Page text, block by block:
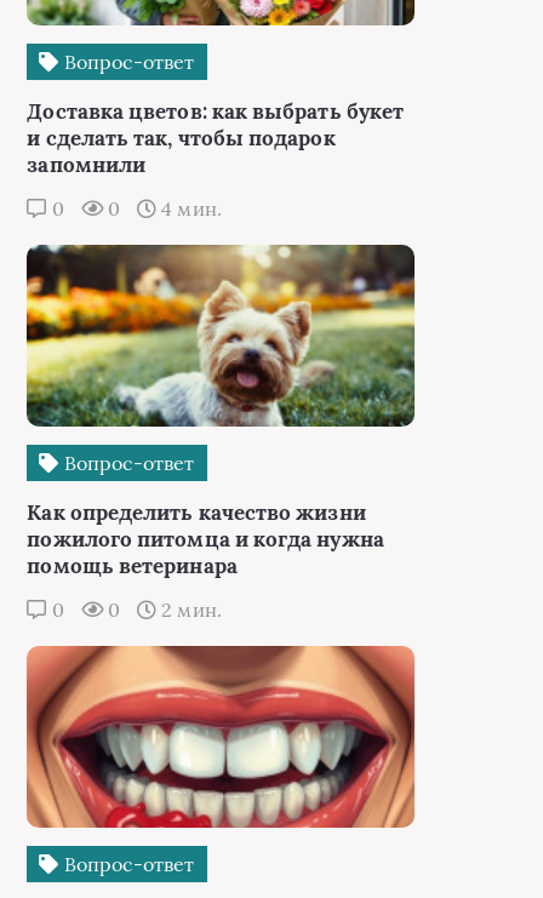
Вопрос-ответ
Доставка цветов: как выбрать букет
и сделать так, чтобы подарок
запомнили
0 0 4 мин.
Вопрос-ответ
Как определить качество жизни
пожилого питомца и когда нужна
помощь ветеринара
0 0 2 мин.
Вопрос-ответ